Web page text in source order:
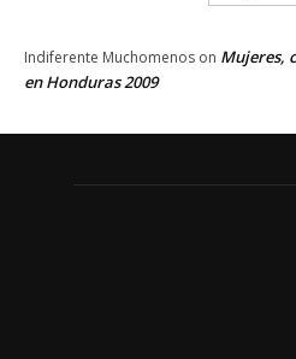
Indiferente Muchomenos on Mujeres,
en Honduras 2009